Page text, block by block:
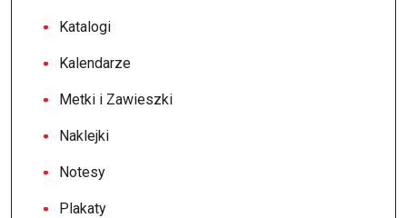
Katalogi
Kalendarze
Metki i Zawieszki
Naklejki
Notesy
Plakaty